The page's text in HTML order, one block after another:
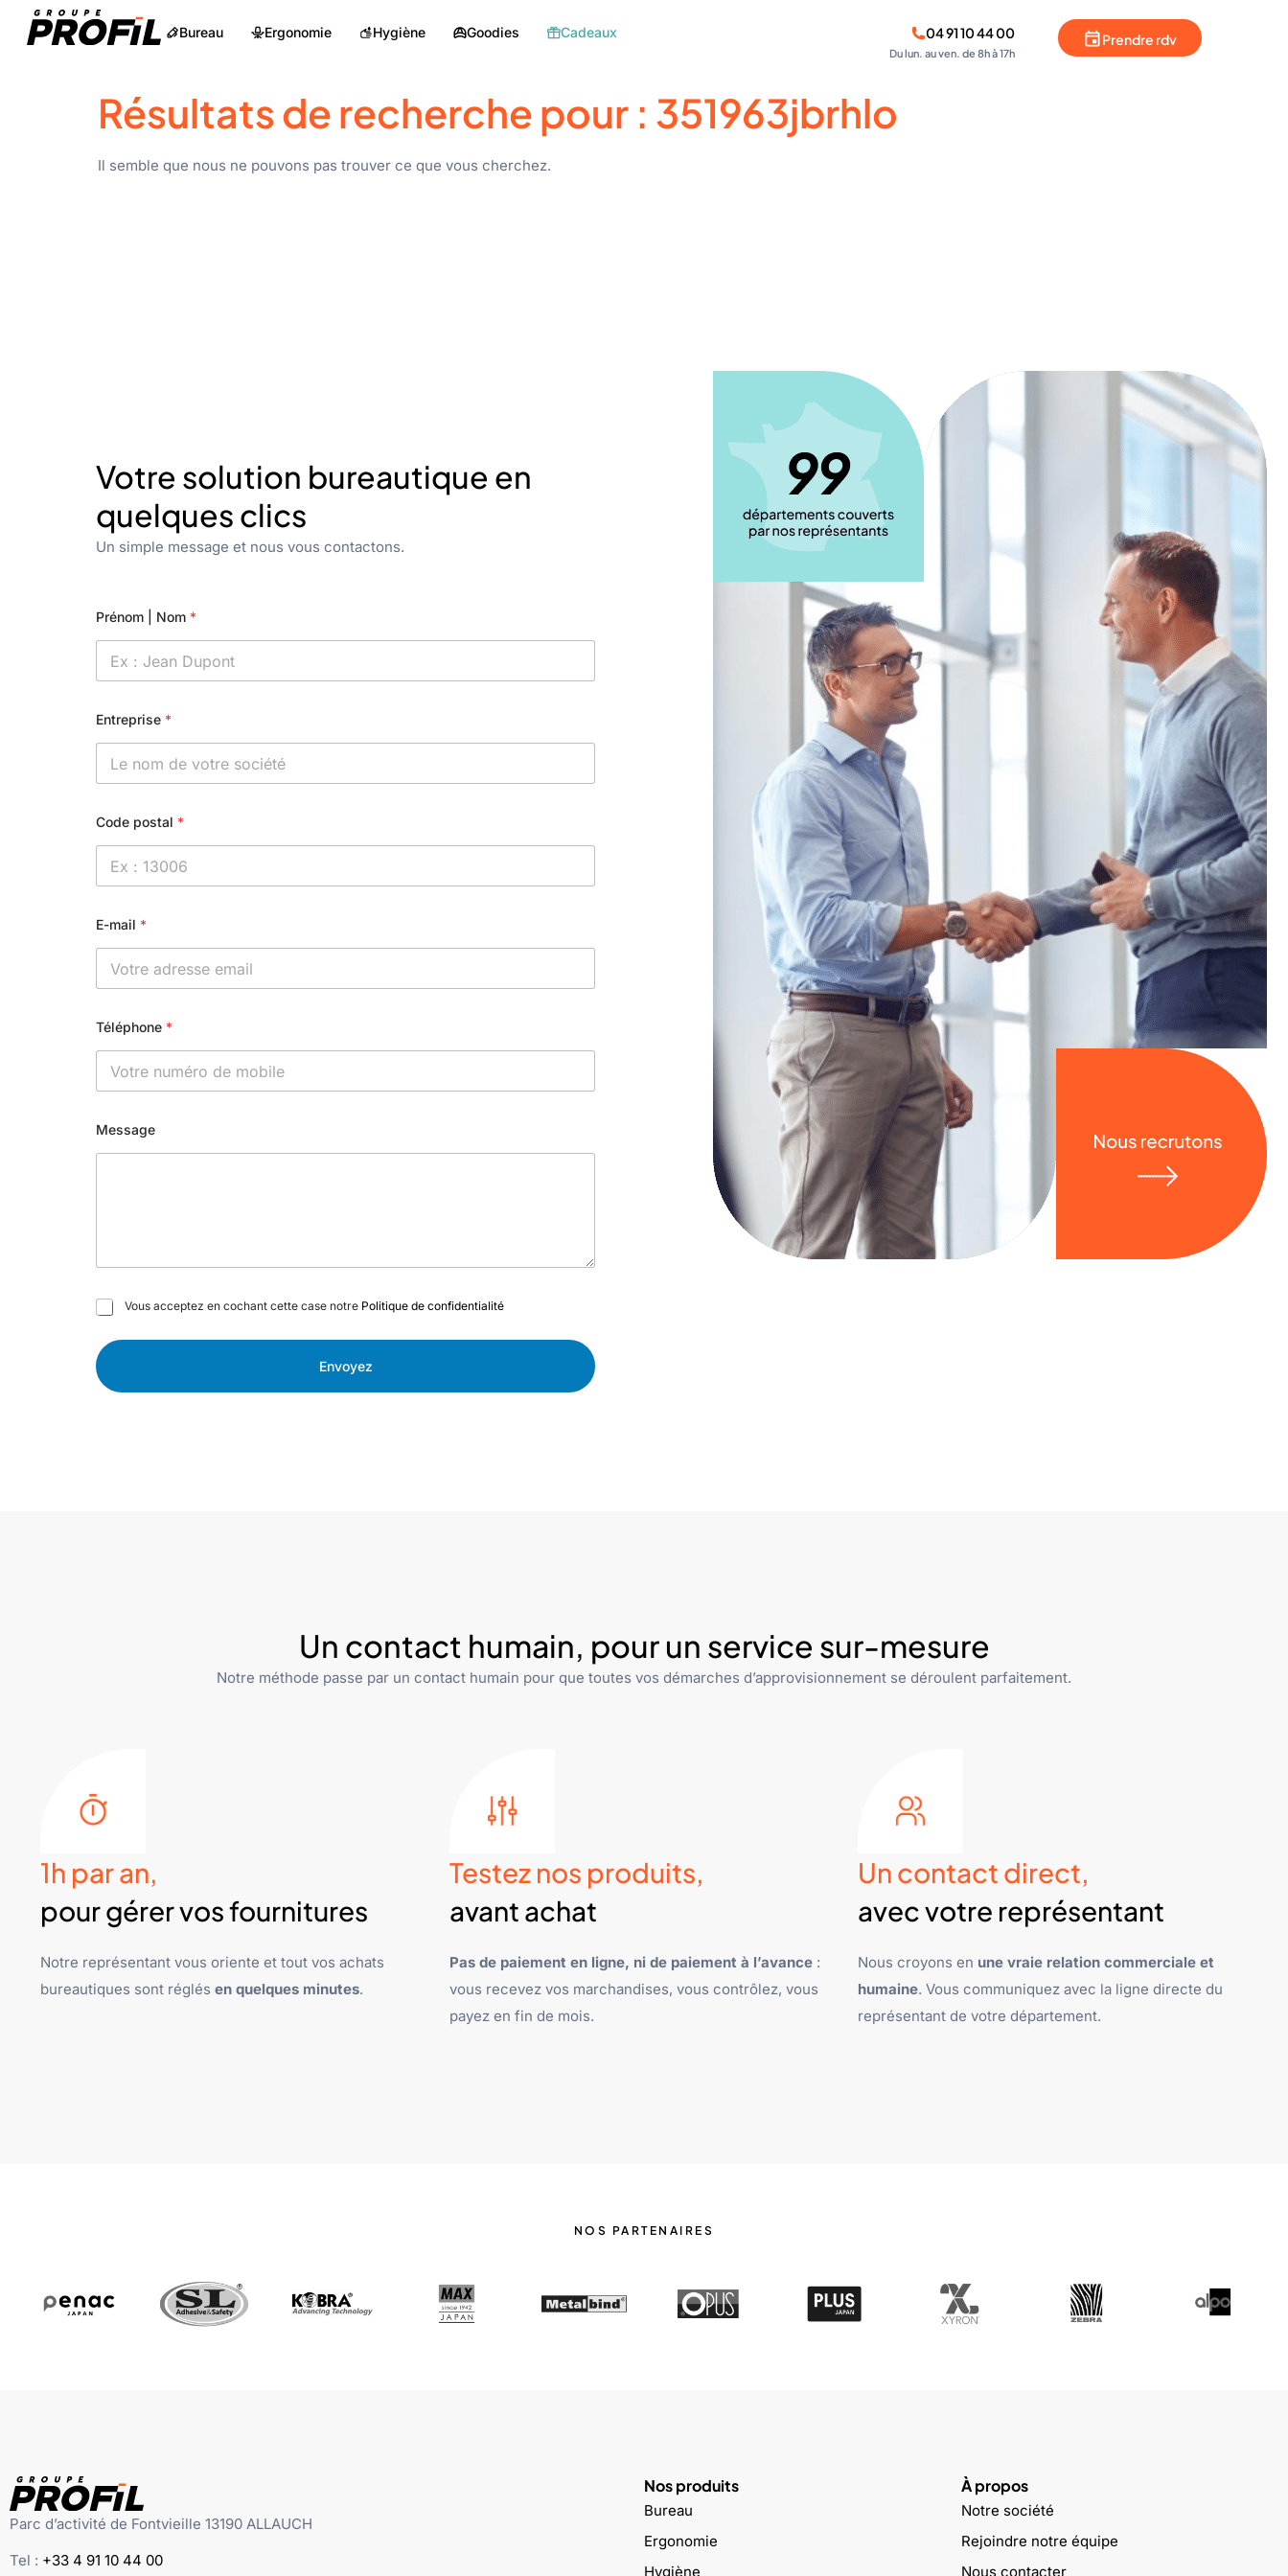
Bureau Ergonomie Hygiène Goodies Cadeaux 04 91 10 44 00
Du lun. au ven. de 8h à 17h
Prendre rdv
Résultats de recherche pour : 351963jbrhlo
Il semble que nous ne pouvons pas trouver ce que vous cherchez.
Votre solution bureautique en
quelques clics
Un simple message et nous vous contactons.
Prénom | Nom *
Entreprise *
Code postal *
E-mail *
Téléphone *
Message
C
e
s
Vous acceptez en cochant cette case notre Politique de confidentialité
Envoyez
Un contact humain, pour un service sur-mesure
Notre méthode passe par un contact humain pour que toutes vos démarches d’approvisionnement se déroulent parfaitement.
1h par an,
pour gérer vos fournitures
Notre représentant vous oriente et tout vos achats
bureautiques sont réglés en quelques minutes.
Testez nos produits,
avant achat
Pas de paiement en ligne, ni de paiement à l’avance:
vous recevez vos marchandises, vous contrôlez, vous
payez en fin de mois.
Un contact direct,
avec votre représentant
Nous croyons en une vraie relation commerciale et
humaine. Vous communiquez avec la ligne directe du
représentant de votre département.
NOS PARTENAIRES
Parc d’activité de Fontvieille 13190 ALLAUCH
Tel : +33 4 91 10 44 00
Nos produits
Bureau
Ergonomie
Hygiène
À propos
Notre société
Rejoindre notre équipe
Nous contacter